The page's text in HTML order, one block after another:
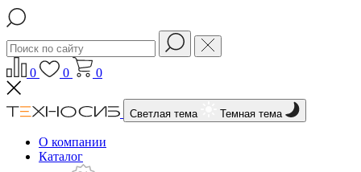
0 0 0
Светлая тема Темная тема
О компании
Каталог